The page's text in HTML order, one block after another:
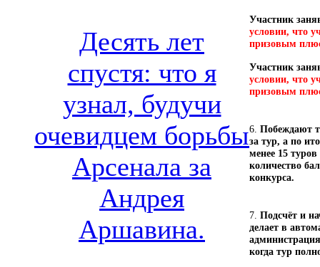
Десять лет
спустя: что я
узнал, будучи
очевидцем борьбы
Арсенала за
Андрея
Аршавина.
Участник
условии, что
призовым
Участник
условии, что
призовым
6. Побеждают
за тур, а по
менее 15
количество
конкурса.
7. Подсчёт и
делает в
когда тур